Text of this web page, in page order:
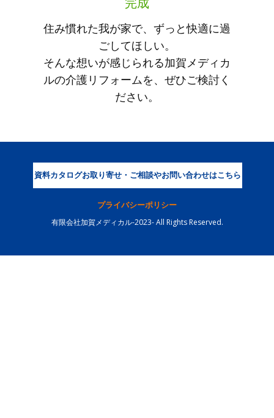
住み慣れた我が家で、ずっと快適に過
ごしてほしい。
そんな想いが感じられる加賀メディカ
ルの介護リフォームを、ぜひご検討く
ださい。
資料カタログお取り寄せ・ご相談やお問い合わせはこちら
プライバシーポリシー
有限会社加賀メディカル-2023- All Rights Reserved.